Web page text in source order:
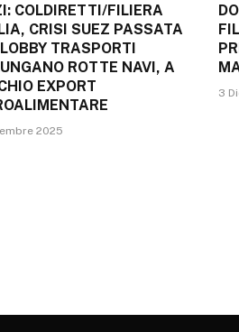
COLDIRETTI/FILIERA
CRISI SUEZ PASSATA
TRASPORTI
ROTTE NAVI, A
EXPORT
2025
3